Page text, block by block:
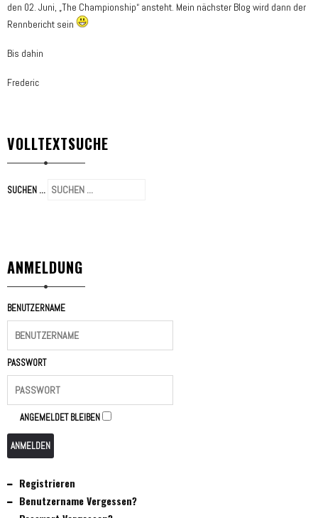
den 02. Juni, „The Championship“ ansteht. Mein nächster Blog wird dann der
Rennbericht sein
Bis dahin
Frederic
VOLLTEXTSUCHE
SUCHEN ...
ANMELDUNG
BENUTZERNAME
PASSWORT
ANGEMELDET BLEIBEN
ANMELDEN
Registrieren
Benutzername Vergessen?